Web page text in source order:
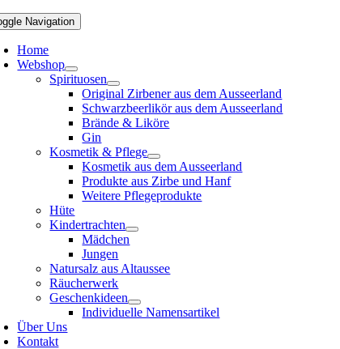
Navigation
Home
Webshop
Spirituosen
Original Zirbener aus dem Ausseerland
Schwarzbeerlikör aus dem Ausseerland
Brände & Liköre
Gin
Kosmetik & Pflege
Kosmetik aus dem Ausseerland
Produkte aus Zirbe und Hanf
Weitere Pflegeprodukte
Hüte
Kindertrachten
Mädchen
Jungen
Natursalz aus Altaussee
Räucherwerk
Geschenkideen
Individuelle Namensartikel
Über Uns
Kontakt